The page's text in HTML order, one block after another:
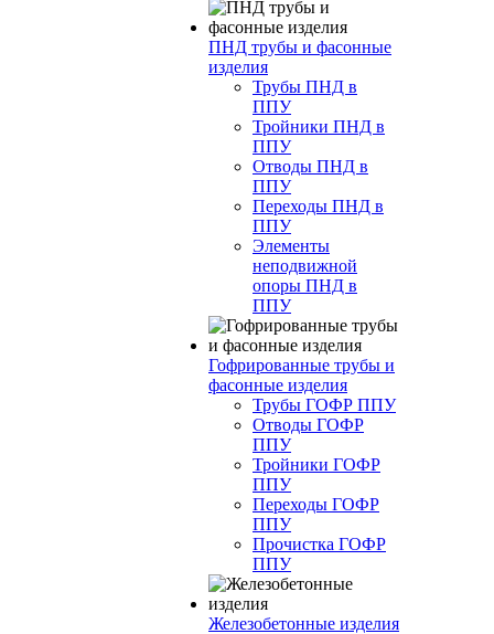
ПНД трубы и фасонные
изделия
Трубы ПНД в
ППУ
Тройники ПНД в
ППУ
Отводы ПНД в
ППУ
Переходы ПНД в
ППУ
Элементы
неподвижной
опоры ПНД в
ППУ
Гофрированные трубы и
фасонные изделия
Трубы ГОФР ППУ
Отводы ГОФР
ППУ
Тройники ГОФР
ППУ
Переходы ГОФР
ППУ
Прочистка ГОФР
ППУ
Железобетонные изделия